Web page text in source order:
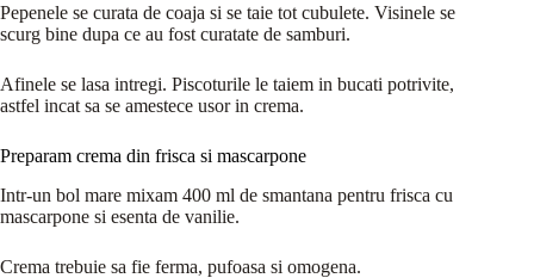
Pepenele se curata de coaja si se taie tot cubulete. Visinele se
scurg bine dupa ce au fost curatate de samburi.
Afinele se lasa intregi. Piscoturile le taiem in bucati potrivite,
astfel incat sa se amestece usor in crema.
Preparam crema din frisca si mascarpone
Intr-un bol mare mixam 400 ml de smantana pentru frisca cu
mascarpone si esenta de vanilie.
Crema trebuie sa fie ferma, pufoasa si omogena.